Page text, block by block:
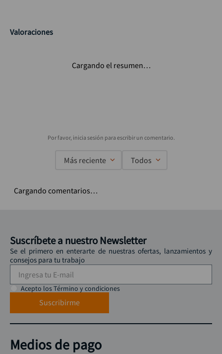
Valoraciones
Cargando el resumen…
Más reciente Todos
Cargando comentarios…
Suscríbete a nuestro Newsletter
Se el primero en enterarte de nuestras ofertas, lanzamientos y
consejos para tu trabajo
Acepto los Término y condiciones
Suscribirme
Medios de pago